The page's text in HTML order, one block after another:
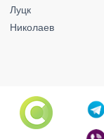
Луцк
Николаев